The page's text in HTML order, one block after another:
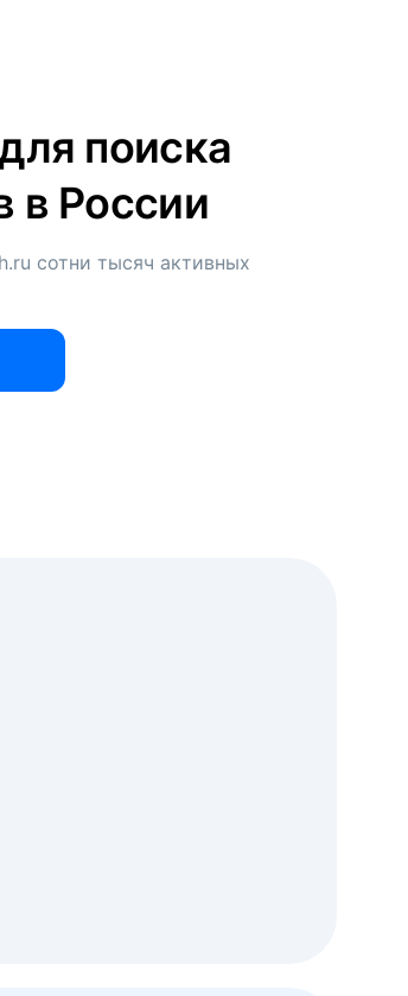
поиска
в России
сотни тысяч активных